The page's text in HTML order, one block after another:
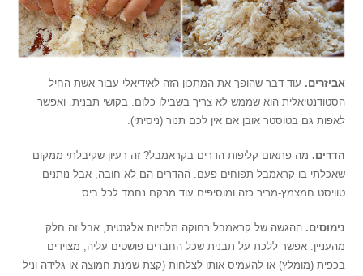
אביזרים. עוד דבר שהופך את המתכון הזה לאידיאלי עבור אשת החיל
הסטודנטיאלית הוא שממש לא צריך בשבילו כלום. בקושי תבנית. ואפשר
לאפות גם בטוסטר אובן אם אין לכם תנור (ניסיתי).
הדרים. מה פתאום קליפות הדרים בקראמבל? זה רעיון שקיבלתי ממקום
שאכלתי בו קראמבל תפוחים פעם. ההדרים הם לא חובה, אבל נותנים
טוויסט חמצמץ-מריר כזה ומוסיפים עוד מרקם נחמד לכל ביס.
נימוסים.ההגשה של קראמבל רחוקה מלהיות אלגנטית, אבל זה חלק
מהעניין. אפשר ללכת על תבנית שכל החברים פושטים עליה, מצוידים
בכפית (מומלץ) או להעמיס אותו לצלחות (קצת שמנת חמוצה או גלידה וניל